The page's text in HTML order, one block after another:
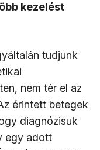
kezelést
tudjunk
nem tér el az
érintett betegek
diagnózisuk
egy adott